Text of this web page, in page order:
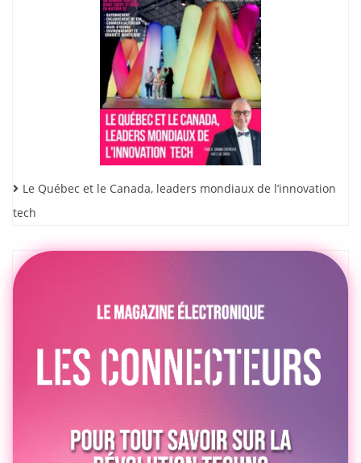
Le Québec et le Canada, leaders mondiaux de l’innovation
tech